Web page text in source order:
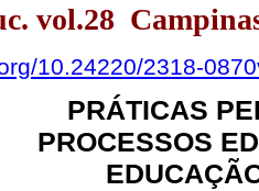
vol.28
10.24220/2318-
PRÁTICAS
PROCESSOS